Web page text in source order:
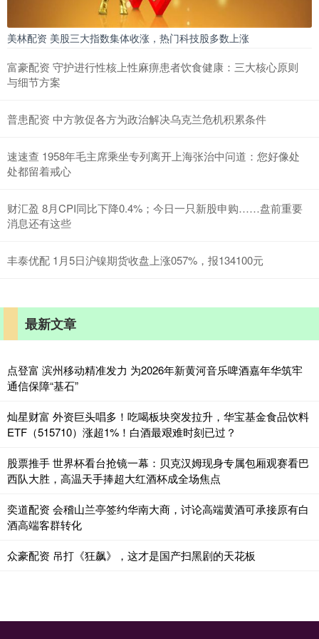
美林配资 美股三大指数集体收涨，热门科技股多数上涨
富豪配资 守护进行性核上性麻痹患者饮食健康：三大核心原则
与细节方案
普患配资 中方敦促各方为政治解决乌克兰危机积累条件
速速查 1958年毛主席乘坐专列离开上海张治中问道：您好像处
处都留着戒心
财汇盈 8月CPI同比下降0.4%；今日一只新股申购……盘前重要
消息还有这些
丰泰优配 1月5日沪镍期货收盘上涨057%，报134100元
最新文章
点登富 滨州移动精准发力 为2026年新黄河音乐啤酒嘉年华筑牢
通信保障“基石”
灿星财富 外资巨头唱多！吃喝板块突发拉升，华宝基金食品饮料
ETF（515710）涨超1%！白酒最艰难时刻已过？
股票推手 世界杯看台抢镜一幕：贝克汉姆现身专属包厢观赛看巴
西队大胜，高温天手捧超大红酒杯成全场焦点
奕道配资 会稽山兰亭签约华南大商，讨论高端黄酒可承接原有白
酒高端客群转化
众豪配资 吊打《狂飙》，这才是国产扫黑剧的天花板